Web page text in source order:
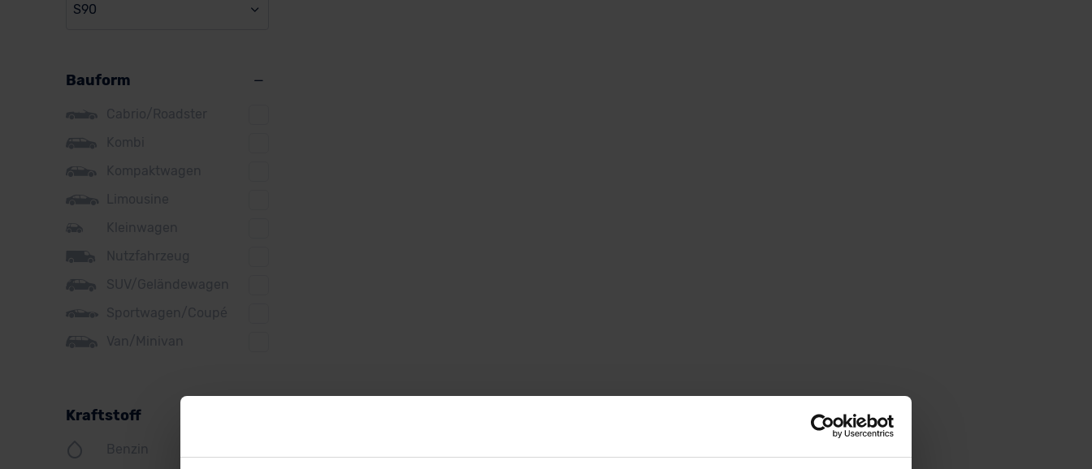
Citroen
Cupra
DS
Dacia
Fiat
Ford
Honda
Lexus
MINI
S90
Bauform
Cabrio/Roadster
Kombi
Kompaktwagen
Limousine
Kleinwagen
Nutzfahrzeug
SUV/Geländewagen
Sportwagen/Coupé
Van/Minivan
Kraftstoff
Benzin